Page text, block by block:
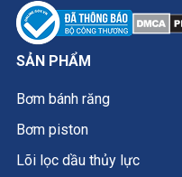
SẢN PHẨM
Bơm bánh răng
Bơm piston
Lõi lọc dầu thủy lực